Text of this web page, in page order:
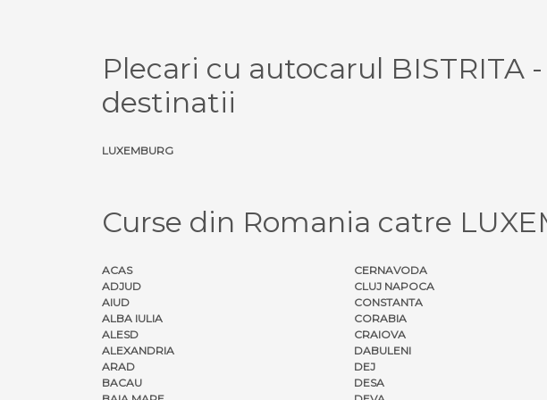
Plecari cu autocarul BISTRITA
destinatii
LUXEMBURG
Curse din Romania catre
ACAS
ADJUD
AIUD
ALBA IULIA
ALESD
ALEXANDRIA
ARAD
BACAU
CERNAVODA
CLUJ NAPOCA
CONSTANTA
CORABIA
CRAIOVA
DABULENI
DEJ
DESA